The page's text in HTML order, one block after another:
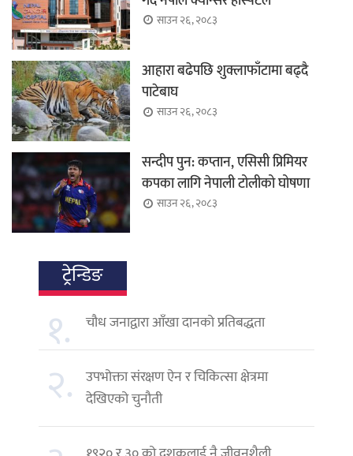
साउन २६, २०८३
आहारा बढेपछि शुक्लाफाँटामा बढ्दै
पाटेबाघ
साउन २६, २०८३
सन्दीप पुन: कप्तान, एसिसी प्रिमियर
कपका लागि नेपाली टोलीको घोषणा
साउन २६, २०८३
ट्रेन्डिङ
१. चौध जनाद्वारा आँखा दानको प्रतिबद्धता
२. उपभोक्ता संरक्षण ऐन र चिकित्सा क्षेत्रमा
देखिएको चुनौती